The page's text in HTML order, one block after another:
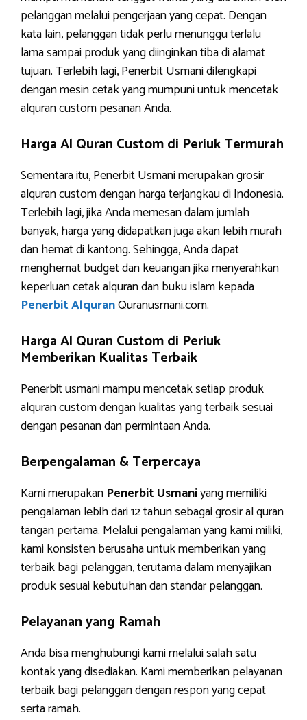
pelanggan melalui pengerjaan yang cepat. Dengan
kata lain, pelanggan tidak perlu menunggu terlalu
lama sampai produk yang diinginkan tiba di alamat
tujuan. Terlebih lagi, Penerbit Usmani dilengkapi
dengan mesin cetak yang mumpuni untuk mencetak
alquran custom pesanan Anda.
Harga Al Quran Custom di Periuk Termurah
Sementara itu, Penerbit Usmani merupakan grosir
alquran custom dengan harga terjangkau di Indonesia.
Terlebih lagi, jika Anda memesan dalam jumlah
banyak, harga yang didapatkan juga akan lebih murah
dan hemat di kantong. Sehingga, Anda dapat
menghemat budget dan keuangan jika menyerahkan
keperluan cetak alquran dan buku islam kepada
Penerbit AlquranQuranusmani.com.
Harga Al Quran Custom di Periuk
Memberikan Kualitas Terbaik
Penerbit usmani mampu mencetak setiap produk
alquran custom dengan kualitas yang terbaik sesuai
dengan pesanan dan permintaan Anda.
Berpengalaman & Terpercaya
Kami merupakan Penerbit Usmaniyang memiliki
pengalaman lebih dari 12 tahun sebagai grosir al quran
tangan pertama. Melalui pengalaman yang kami miliki,
kami konsisten berusaha untuk memberikan yang
terbaik bagi pelanggan, terutama dalam menyajikan
produk sesuai kebutuhan dan standar pelanggan.
Pelayanan yang Ramah
Anda bisa menghubungi kami melalui salah satu
kontak yang disediakan. Kami memberikan pelayanan
terbaik bagi pelanggan dengan respon yang cepat
serta ramah.